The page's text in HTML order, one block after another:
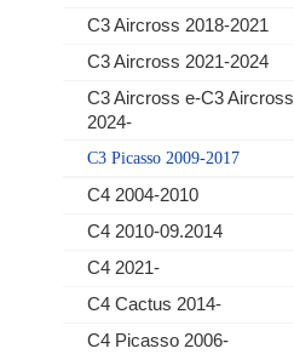
C3 Aircross 2018-2021
C3 Aircross 2021-2024
C3 Aircross e-C3 Aircross
2024-
C3 Picasso 2009-2017
C4 2004-2010
C4 2010-09.2014
C4 2021-
C4 Cactus 2014-
C4 Picasso 2006-